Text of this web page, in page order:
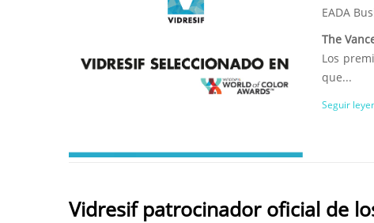
EADA
The
Los
que...
Seguir
Vidresif patrocinador oficial de